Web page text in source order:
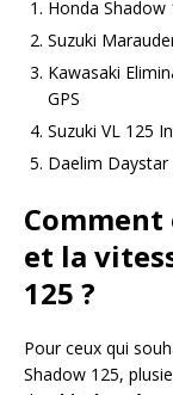
Honda Shadow
Suzuki
Kawasaki
GPS
Suzuki VL 125
Daelim Daystar
et la
125 ?
Pour ceux qui
Shadow 125,